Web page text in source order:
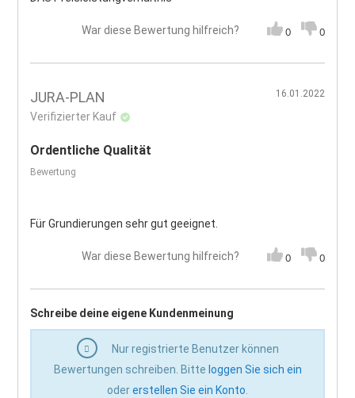
War diese Bewertung hilfreich? 0 0
JURA-PLAN
Verifizierter Kauf
16.01.2022
Ordentliche Qualität
Bewertung
Für Grundierungen sehr gut geeignet.
War diese Bewertung hilfreich? 0 0
Schreibe deine eigene Kundenmeinung
Nur registrierte Benutzer können
Bewertungen schreiben. Bitte loggen Sie sich ein
odererstellen Sie ein Konto.